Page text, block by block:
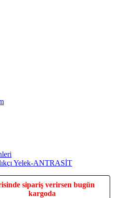
Yelek-ANTRASİT
sipariş verirsen bugün
kargoda